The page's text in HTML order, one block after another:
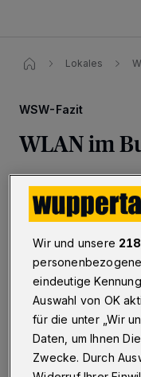
Lokales
WSW-Fazit
WLAN im
Wuppertal·Nach
kostenlosem WLAN
die WSW ein
WSW mobil-
22.01.2018 , 12:54
Wir und unsere 218
eindeutige
Auswahl von OK
für die unter „Wir
Daten, um Ihnen
Zwecke. Durch